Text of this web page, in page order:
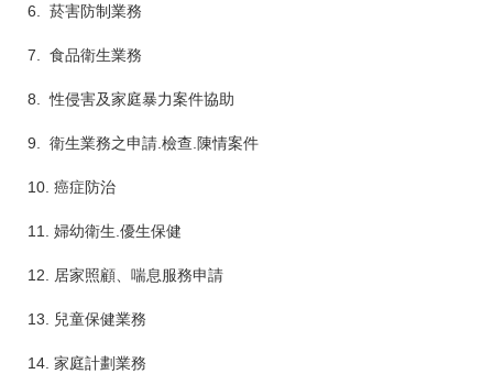
6. 菸害防制業務
7. 食品衛生業務
8. 性侵害及家庭暴力案件協助
9. 衛生業務之申請.檢查.陳情案件
10. 癌症防治
11. 婦幼衛生.優生保健
12. 居家照顧、喘息服務申請
13. 兒童保健業務
14. 家庭計劃業務